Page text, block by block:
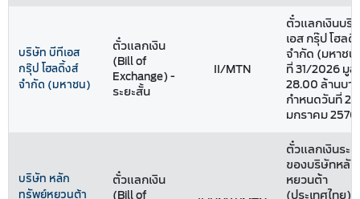
บริษัท บีทีเอส
กรุ๊ป โฮลดิ้งส์
จำกัด (มหาชน)
ตั๋วแลกเงิน
(Bill of
Exchange) -
ระยะสั้น
II/MTN
ตั๋วแลกเงินบริ
เอส กรุ๊ป โฮล
จำกัด (มหาชน
ที่ 31/2026 มู
28.00 ล้านบา
กำหนดวันที่ 28
มกราคม 2570
บริษัท หลัก
ทรัพย์หยวนต้า
ตั๋วแลกเงิน
ตั๋วแลกเงินระ
ของบริษัทหลั
หยวนต้า